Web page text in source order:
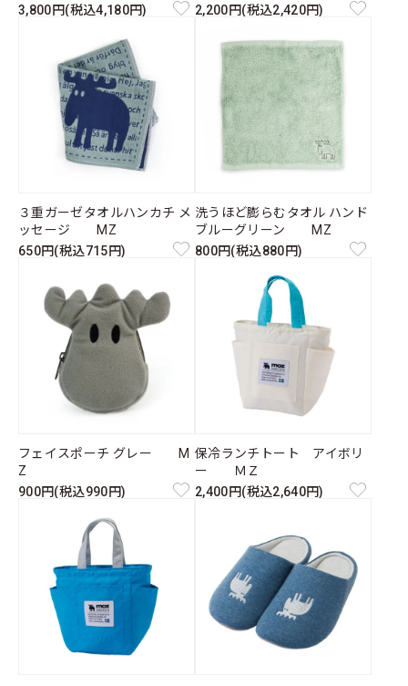
3,800円(税込4,180円)
2,200円(税込2,420円)
３重ガーゼタオルハンカチ メ
ッセージ MZ
650円(税込715円)
洗うほど膨らむタオル ハンド
ブルーグリーン MZ
800円(税込880円)
フェイスポーチ グレー M
Z
900円(税込990円)
保冷ランチトート アイボリ
ー ＭＺ
2,400円(税込2,640円)